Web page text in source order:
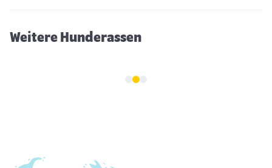
Weitere Hunderassen